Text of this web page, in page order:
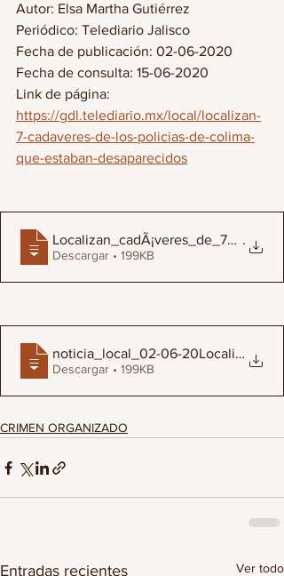
Autor: Elsa Martha Gutiérrez
Periódico: Telediario Jalisco
Fecha de publicación: 02-06-2020
Fecha de consulta: 15-06-2020
Link de página:
https://gdl.telediario.mx/local/localizan-
7-cadaveres-de-los-policias-de-colima-
que-estaban-desaparecidos
.
Descargar • 199KB
noticia_local_02-06-
Descargar • 199KB
CRIMEN ORGANIZADO
Entradas recientes Ver todo